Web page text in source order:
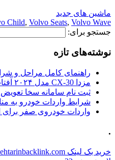
ماشین های جدید
Child, Volvo Seats, Volvo Wave
جستجو برای:
نوشته‌های تازه
راهنمای کامل مراحل و شرایط
مزدا CX-30 مدل ۲۰۲۴ آفتاب خودرو؛ بررسی و مشخصات فنی
ثبت نام سامانه سخا
شرایط واردات خودرو به
واردات خودروی صفر
.
خرید بک لینک behtarinbacklink.com